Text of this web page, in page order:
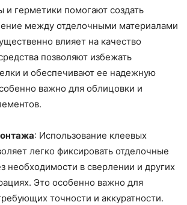
и герметики помогают создать
между отделочными материалами
влияет на качество
позволяют избежать
и обеспечивают ее надежную
важно для облицовки и
: Использование клеевых
легко фиксировать отделочные
необходимости в сверлении и других
Это особенно важно для
точности и аккуратности.